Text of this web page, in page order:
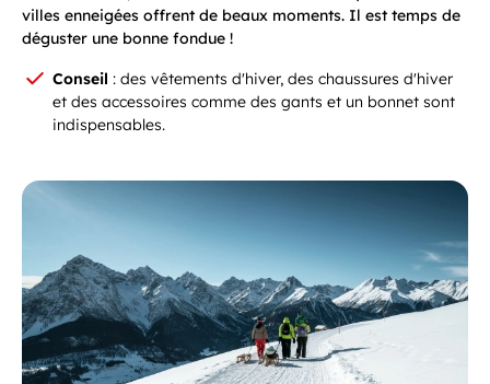
villes enneigées offrent de beaux moments. Il est temps de
déguster une bonne fondue !
Conseil : des vêtements d'hiver, des chaussures d'hiver
et des accessoires comme des gants et un bonnet sont
indispensables.